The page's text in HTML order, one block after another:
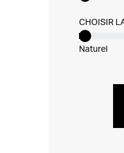
CHOISIR
Naturel